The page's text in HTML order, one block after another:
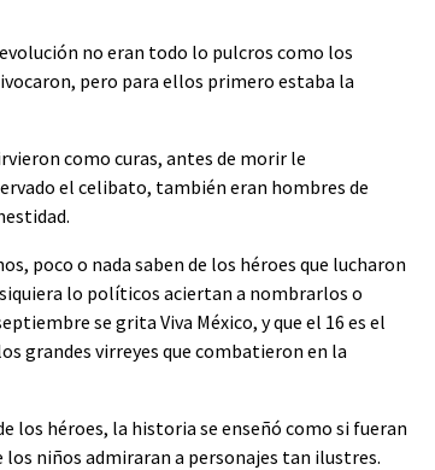
no eran todo lo pulcros como los
pero para ellos primero estaba la
como curas, antes de morir le
el celibato, también eran hombres de
poco o nada saben de los héroes que lucharon
lo políticos aciertan a nombrarlos o
se grita Viva México, y que el 16 es el
grandes virreyes que combatieron en la
los héroes, la historia se enseñó como si fueran
niños admiraran a personajes tan ilustres.